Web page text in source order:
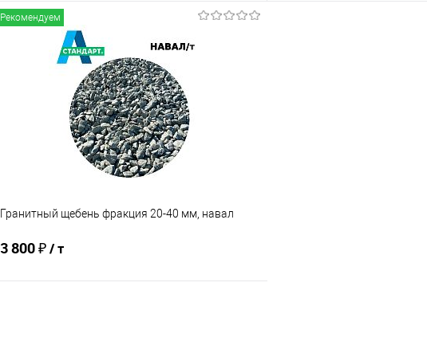
Купить в 1 клик
Сравнение
В избранное
В наличии
Рекомендуем
Гранитный щебень фракция 20-40 мм, навал
3 800 ₽/ т